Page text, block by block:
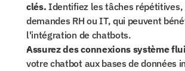
clés. Identifiez les tâches
demandes RH ou IT, qui peuvent
l'intégration de chatbots.
Assurez des connexions système
votre chatbot aux bases de données